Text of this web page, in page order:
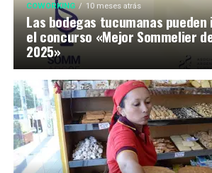
COWORKING 10 meses atrás
Las bodegas tucumanas
el concurso «Mejor Sommelier
2025»